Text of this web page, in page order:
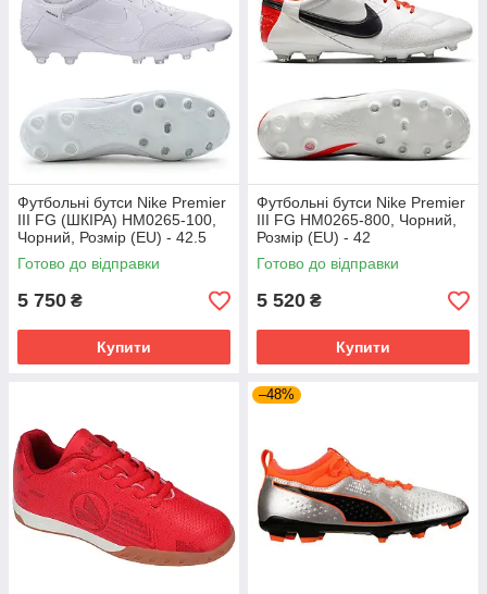
Футбольні бутси Nike Premier
III FG (ШКІРА) HM0265-100,
Чорний, Розмір (EU) - 42.5
Готово до відправки
5 750 ₴
Купити
Футбольні бутси Nike Premier
III FG HM0265-800, Чорний,
Розмір (EU) - 42
Готово до відправки
5 520 ₴
Купити
–48%